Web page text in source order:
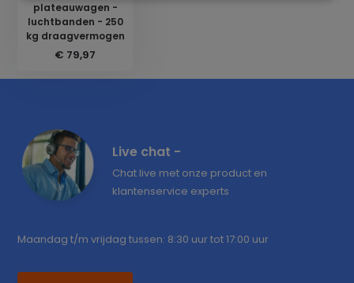
plateauwagen -
luchtbanden - 250
kg draagvermogen
€ 79,97
Live chat -
Chat live met onze product en
klantenservice experts
Maandag t/m vrijdag tussen: 8:30 uur tot 17:00 uur